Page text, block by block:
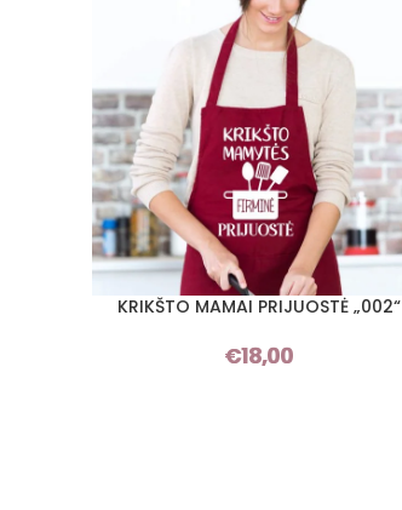
PASIRINKTI SAVYBES
KRIKŠTO MAMAI PRIJUOSTĖ „002“
€18,00